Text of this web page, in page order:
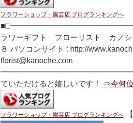
フラワーショップ・園芸店 ブログランキングへ
ラワーギフト フローリスト カノ
８ パソコンサイト : http://
florist@kanoche.com
ていただけると嬉しいです！
⇒今何
フラワーショップ・園芸店 ブログランキングへ【